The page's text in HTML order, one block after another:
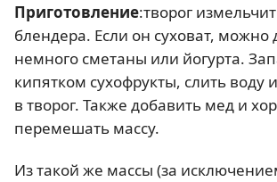
Приготовление:творог
блендера. Если он суховат, можно
немного сметаны или йогурта.
кипятком сухофрукты, слить воду
в творог. Также добавить мед и
перемешать массу.
Из такой же массы (за